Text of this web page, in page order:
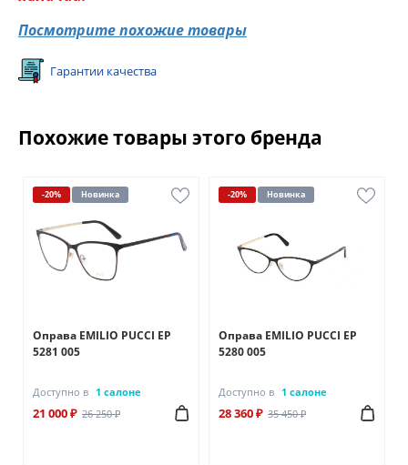
Посмотрите похожие товары
Гарантии качества
Похожие товары этого бренда
-20% Новинка
Оправа EMILIO PUCCI EP
5281 005
Доступно в 1 салоне
21 000 ₽ 26 250 ₽
-20% Новинка
Оправа EMILIO PUCCI EP
5280 005
Доступно в 1 салоне
28 360 ₽ 35 450 ₽